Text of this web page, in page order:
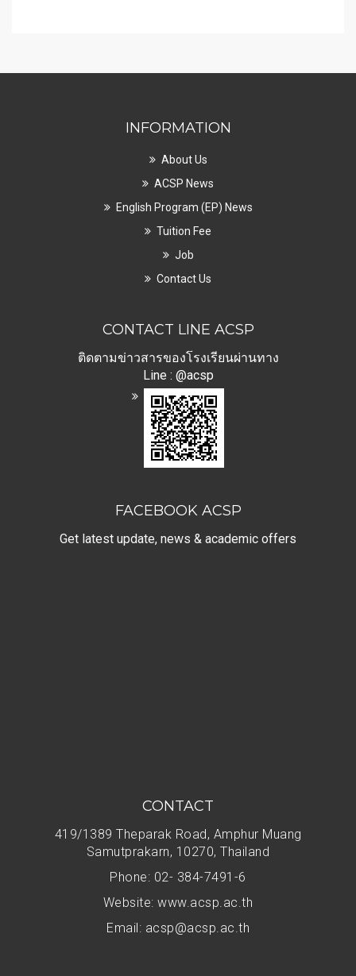
INFORMATION
About Us
ACSP News
English Program (EP) News
Tuition Fee
Job
Contact Us
CONTACT LINE ACSP
ติดตามข่าวสารของโรงเรียนผ่านทาง
Line : @acsp
FACEBOOK ACSP
Get latest update, news & academic offers
CONTACT
419/1389 Theparak Road, Amphur Muang
Samutprakarn, 10270, Thailand
Phone: 02- 384-7491-6
Website: www.acsp.ac.th
Email: acsp@acsp.ac.th